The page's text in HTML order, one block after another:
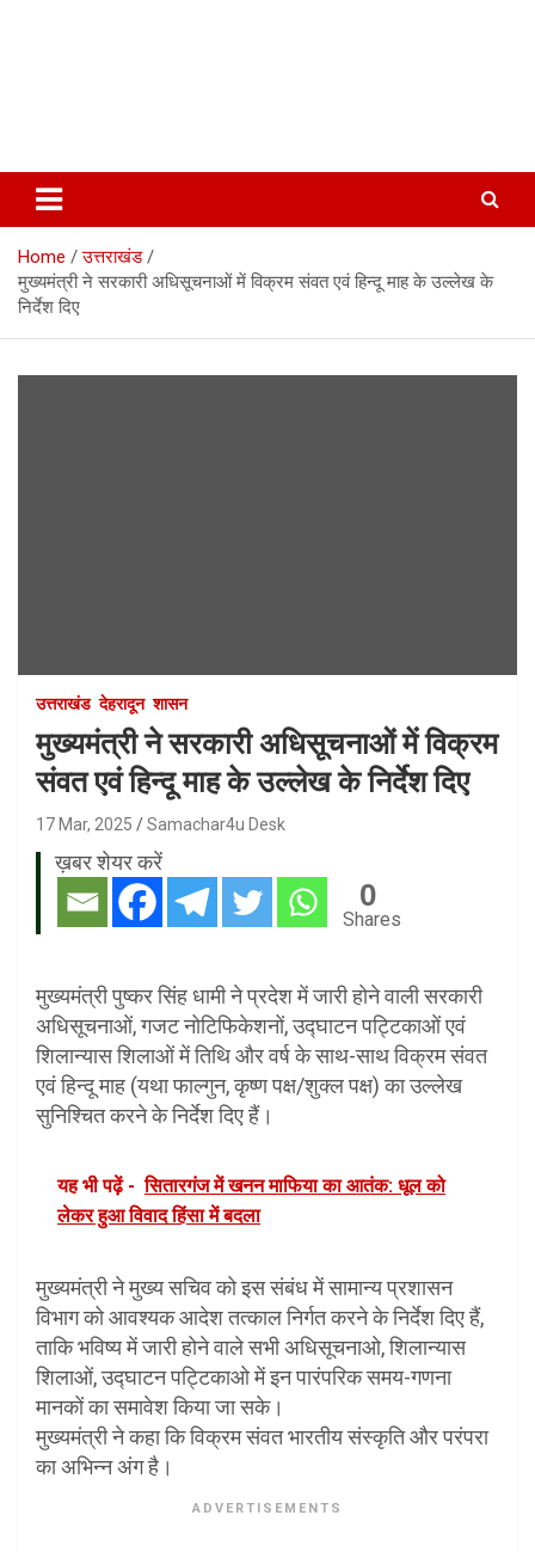
Home
उत्तराखंड
मुख्यमंत्री ने सरकारी अधिसूचनाओं में विक्रम संवत एवं हिन्दू माह के उल्लेख के
निर्देश दिए
उत्तराखंड देहरादून शासन
मुख्यमंत्री ने सरकारी अधिसूचनाओं में विक्रम
संवत एवं हिन्दू माह के उल्लेख के निर्देश दिए
17 Mar, 2025 Samachar4u Desk
ख़बर शेयर करें
0
Shares
मुख्यमंत्री पुष्कर सिंह धामी ने प्रदेश में जारी होने वाली सरकारी
अधिसूचनाओं, गजट नोटिफिकेशनों, उद्घाटन पट्टिकाओं एवं
शिलान्यास शिलाओं में तिथि और वर्ष के साथ-साथ विक्रम संवत
एवं हिन्दू माह (यथा फाल्गुन, कृष्ण पक्ष/शुक्ल पक्ष) का उल्लेख
सुनिश्चित करने के निर्देश दिए हैं।
यह भी पढ़ें - सितारगंज में खनन माफिया का आतंक: धूल को
लेकर हुआ विवाद हिंसा में बदला
मुख्यमंत्री ने मुख्य सचिव को इस संबंध में सामान्य प्रशासन
विभाग को आवश्यक आदेश तत्काल निर्गत करने के निर्देश दिए हैं,
ताकि भविष्य में जारी होने वाले सभी अधिसूचनाओ, शिलान्यास
शिलाओं, उद्घाटन पट्टिकाओ में इन पारंपरिक समय-गणना
मानकों का समावेश किया जा सके।
मुख्यमंत्री ने कहा कि विक्रम संवत भारतीय संस्कृति और परंपरा
का अभिन्न अंग है।
ADVERTISEMENTS